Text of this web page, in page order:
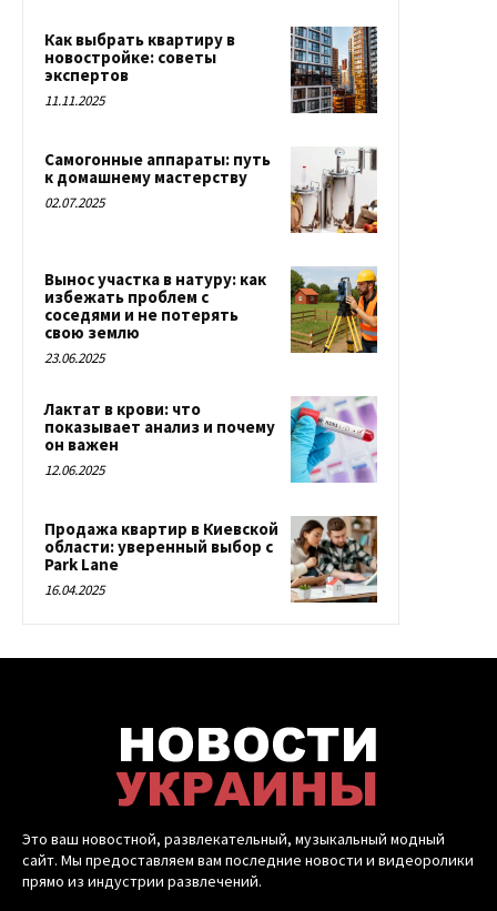
Как выбрать квартиру в
новостройке: советы
экспертов
11.11.2025
Самогонные аппараты: путь
к домашнему мастерству
02.07.2025
Вынос участка в натуру: как
избежать проблем с
соседями и не потерять
свою землю
23.06.2025
Лактат в крови: что
показывает анализ и почему
он важен
12.06.2025
Продажа квартир в Киевской
области: уверенный выбор с
Park Lane
16.04.2025
Это ваш новостной, развлекательный, музыкальный модный
сайт. Мы предоставляем вам последние новости и видеоролики
прямо из индустрии развлечений.